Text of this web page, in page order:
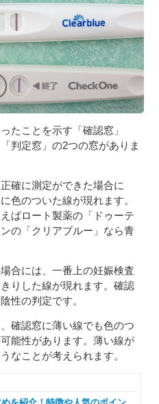
たことを示す「確認窓」
判定窓」の2つの窓がありま
確に測定ができた場合に
色のついた線が現れます。
ばロート製薬の「ドゥーテ
の「クリアブルー」なら青
合には、一番上の妊娠検査
りした線が現れます。確認
性の判定です。
確認窓に薄い線でも色のつ
能性があります。薄い線が
なことが考えられます。